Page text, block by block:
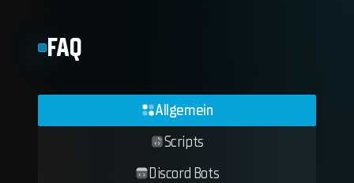
FAQ
Allgemein
Scripts
Discord Bots